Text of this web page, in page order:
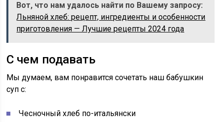
Вот, что нам удалось найти по Вашему запросу:
Льняной хлеб: рецепт, ингредиенты и особенности
приготовления — Лучшие рецепты 2024 года
С чем подавать
Мы думаем, вам понравится сочетать наш бабушкин
суп с:
Чесночный хлеб по-итальянски